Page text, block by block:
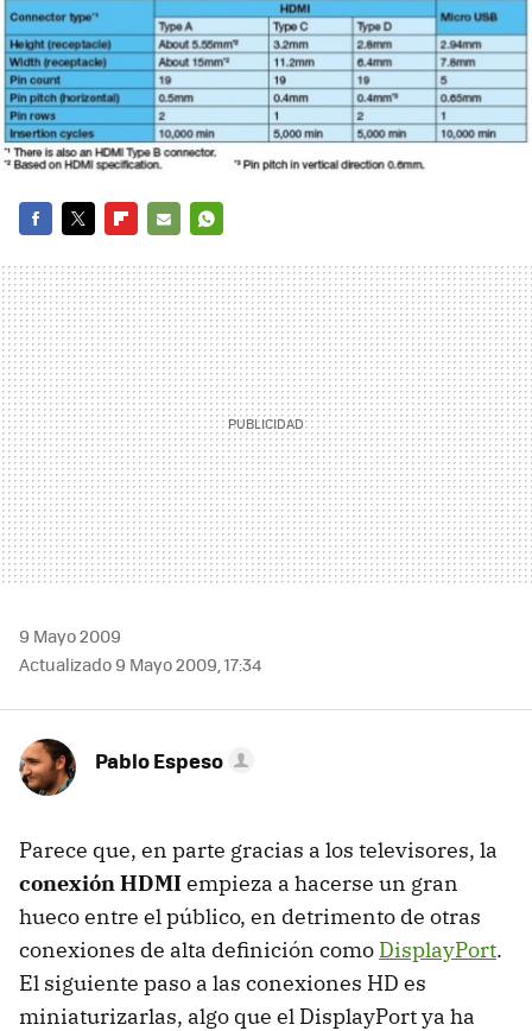
MAIL
9 Mayo 2009
Actualizado 9 Mayo 2009, 17:34
Pablo Espeso
Parece que, en parte gracias a los televisores, la
conexión HDMIempieza a hacerse un gran
hueco entre el público, en detrimento de otras
conexiones de alta definición como DisplayPort.
El siguiente paso a las conexiones HD es
miniaturizarlas, algo que el DisplayPort ya ha